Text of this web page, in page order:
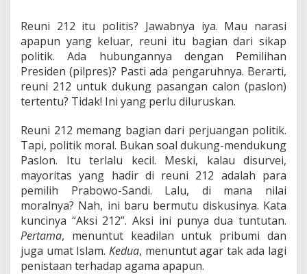
Reuni 212 itu politis? Jawabnya iya. Mau narasi
apapun yang keluar, reuni itu bagian dari sikap
politik. Ada hubungannya dengan Pemilihan
Presiden (pilpres)? Pasti ada pengaruhnya. Berarti,
reuni 212 untuk dukung pasangan calon (paslon)
tertentu? Tidak! Ini yang perlu diluruskan.
Reuni 212 memang bagian dari perjuangan politik.
Tapi, politik moral. Bukan soal dukung-mendukung
Paslon. Itu terlalu kecil. Meski, kalau disurvei,
mayoritas yang hadir di reuni 212 adalah para
pemilih Prabowo-Sandi. Lalu, di mana nilai
moralnya? Nah, ini baru bermutu diskusinya. Kata
kuncinya “Aksi 212”. Aksi ini punya dua tuntutan.
Pertama, menuntut keadilan untuk pribumi dan
juga umat Islam. Kedua, menuntut agar tak ada lagi
penistaan terhadap agama apapun.